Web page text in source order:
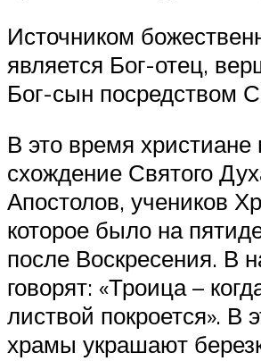
Источником
является Бог-отец,
Бог-сын посредством
В это время
схождение Святого
Апостолов, учеников
которое было на
после Воскресения. В
говорят: «Троица –
листвой покроется». В
храмы украшают